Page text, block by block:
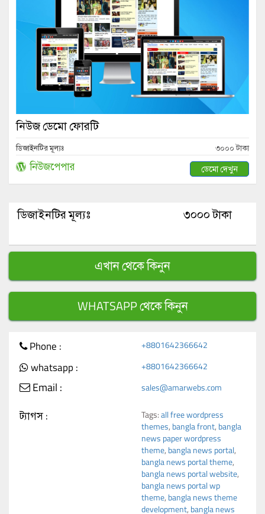
নিউজ ডেমো ফোরটি
ডিজাইনটির মূল্যঃ ৩০০০ টাকা
নিউজপেপার ডেমো দেখুন
ডিজাইনটির মূল্যঃ ৩০০০ টাকা
এখান থেকে কিনুন
WHATSAPP থেকে কিনুন
Phone : +8801642366642
whatsapp : +8801642366642
Email : sales@amarwebs.com
ট্যাগস : Tags:all free wordpress
themes, bangla front, bangla
news paper wordpress
theme, bangla news portal,
bangla news portal theme,
bangla news portal website,
bangla news portal wp
theme, bangla news theme
development, bangla news